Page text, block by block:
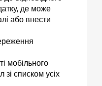
де може
або внести
мобільного
зі списком усіх